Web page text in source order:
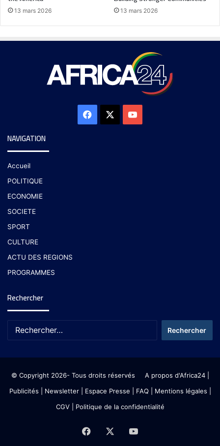
13 mars 2026 13 mars 2026
NAVIGATION
Accueil
POLITIQUE
ECONOMIE
SOCIETE
SPORT
CULTURE
ACTU DES REGIONS
PROGRAMMES
Rechercher
© Copyright 2026- Tous droits réservés A propos d'Africa24|
Publicités
Newsletter| Espace Presse | FAQ | Mentions légales
CGV| Politique de la confidentialité